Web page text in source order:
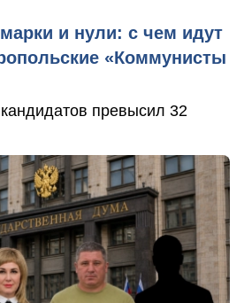
и нули: с чем идут
«Коммунисты
превысил 32